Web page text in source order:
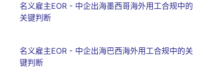
名义雇主EOR - 中企出海墨西哥海外用工合规中的
关键判断
名义雇主EOR - 中企出海巴西海外用工合规中的关
键判断